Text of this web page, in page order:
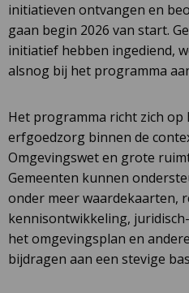
initiatieven ontvangen en
gaan begin 2026 van start.
initiatief hebben ingediend,
alsnog bij het programma
Het programma richt zich op
erfgoedzorg binnen de
Omgevingswet en grote
Gemeenten kunnen
onder meer waardekaarten,
kennisontwikkeling,
het omgevingsplan en
bijdragen aan een stevige